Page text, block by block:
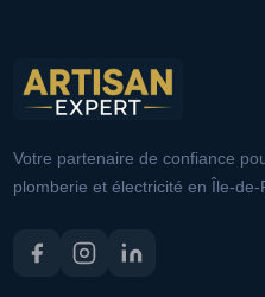
Votre partenaire de confiance
plomberie et électricité en Île-de-